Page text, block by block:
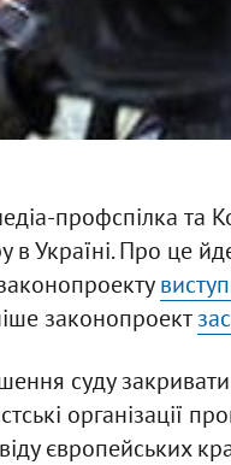
профспілка та
Україні. Про це
законопроект
суду
організації
європейських